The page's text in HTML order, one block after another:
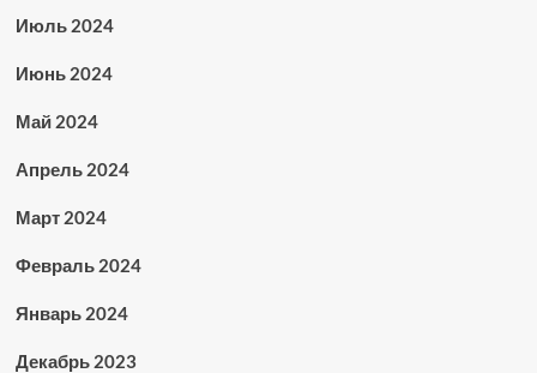
Июль 2024
Июнь 2024
Май 2024
Апрель 2024
Март 2024
Февраль 2024
Январь 2024
Декабрь 2023